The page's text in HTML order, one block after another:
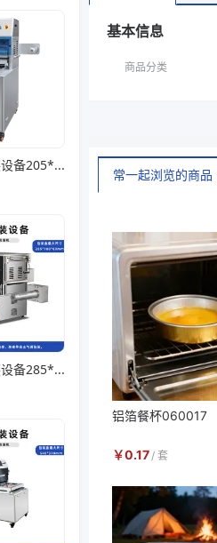
立式气调包装设备205*145*85一出四
立式气调包装设备285*180*80一出一
基本信息
商品分类
常一起浏览的商品
铝箔餐杯060017
￥0.17 / 套